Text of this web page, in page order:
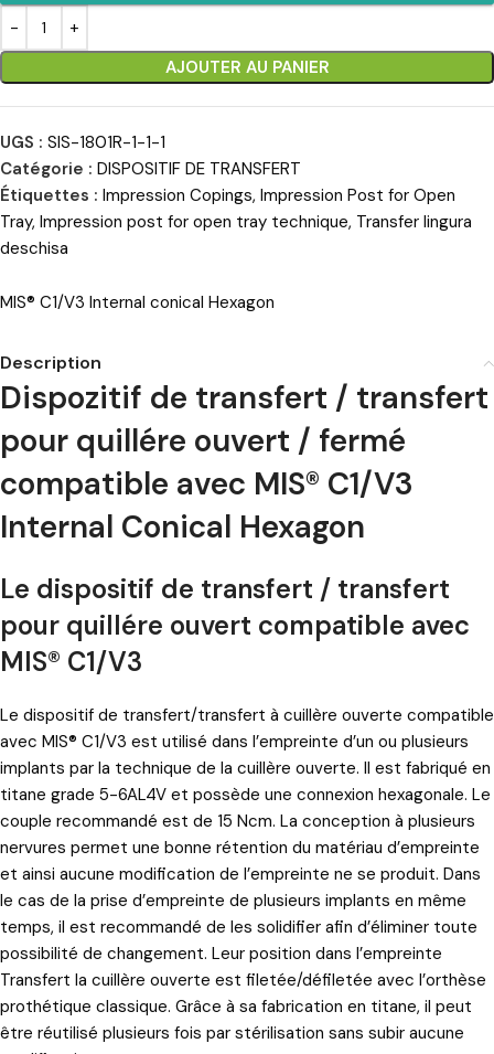
AJOUTER AU PANIER
UGS : SIS-1801R-1-1-1
Catégorie : DISPOSITIF DE TRANSFERT
Étiquettes : Impression Copings, Impression Post for Open
Tray, Impression post for open tray technique, Transfer lingura
deschisa
MIS® C1/V3 Internal conical Hexagon
Description
Dispozitif de transfert / transfert
pour quillére ouvert / fermé
compatible avec MIS® C1/V3
Internal Conical Hexagon
Le dispositif de transfert / transfert
pour quillére ouvert compatible avec
MIS® C1/V3
Le dispositif de transfert/transfert à cuillère ouverte compatible
avec MIS® C1/V3 est utilisé dans l’empreinte d’un ou plusieurs
implants par la technique de la cuillère ouverte. Il est fabriqué en
titane grade 5-6AL4V et possède une connexion hexagonale. Le
couple recommandé est de 15 Ncm. La conception à plusieurs
nervures permet une bonne rétention du matériau d’empreinte
et ainsi aucune modification de l’empreinte ne se produit. Dans
le cas de la prise d’empreinte de plusieurs implants en même
temps, il est recommandé de les solidifier afin d’éliminer toute
possibilité de changement. Leur position dans l’empreinte
Transfert la cuillère ouverte est filetée/défiletée avec l’orthèse
prothétique classique. Grâce à sa fabrication en titane, il peut
être réutilisé plusieurs fois par stérilisation sans subir aucune